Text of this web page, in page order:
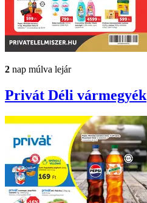
2 nap múlva lejár
Privát Déli vármegyék